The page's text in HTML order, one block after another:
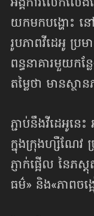
យកមកបង្ហោះ
រូបភាពវីដេអូ ប្រ
ពន្ធនាគារមួយកន្
តម្លៃថា មានស្ថា
ភ្ជាប់នឹងវីដេអូនេ
ក្នុងក្រុងហ្សឺណែវ
ភ្ញាក់ផ្អើល នៃភ
ធម៌» និង«ភាពចង្